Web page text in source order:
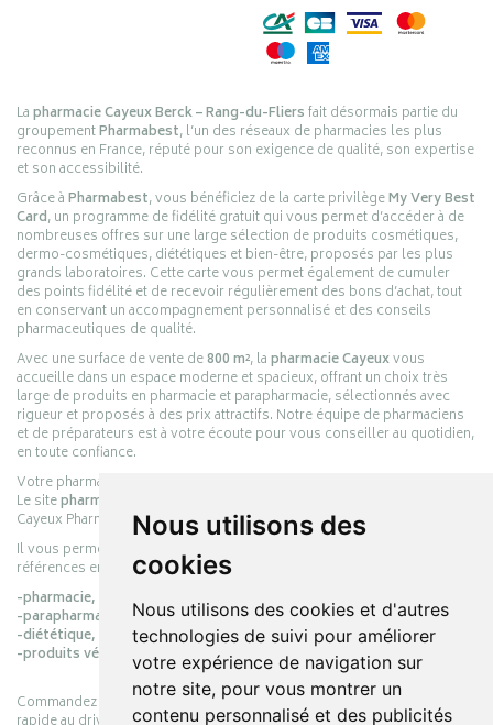
Nous utilisons des
cookies
Nous utilisons des cookies et d'autres
technologies de suivi pour améliorer
votre expérience de navigation sur
notre site, pour vous montrer un
contenu personnalisé et des publicités
Lapharmacie Cayeux Berck – Rang-du-Fliersfait désormais partie du
groupementPharmabest, l’un des réseaux de pharmacies les plus
reconnus en France, réputé pour son exigence de qualité, son expertise
et son accessibilité.
Grâce àPharmabest, vous bénéficiez de la carte privilègeMy Very Best
Card, un programme de fidélité gratuit qui vous permet d’accéder à de
nombreuses offres sur une large sélection de produits cosmétiques,
dermo-cosmétiques, diététiques et bien-être, proposés par les plus
grands laboratoires. Cette carte vous permet également de cumuler
des points fidélité et de recevoir régulièrement des bons d’achat, tout
en conservant un accompagnement personnalisé et des conseils
pharmaceutiques de qualité.
Avec une surface de vente de800 m², lapharmacie Cayeuxvous
accueille dans un espace moderne et spacieux, offrant un choix très
large de produits en pharmacie et parapharmacie, sélectionnés avec
rigueur et proposés à des prix attractifs. Notre équipe de pharmaciens
et de préparateurs est à votre écoute pour vous conseiller au quotidien,
en toute confiance.
Votre pharmacie en ligne :
Le sitepharmacie-cayeux.fr
Cayeux Pharmabest Berck-sur-Mer – Rang-du-Fliers.
Il vous permet de réaliser vos achats en ligne parmi des milliers de
références en :
-pharmacie,
-parapharmacie,
-diététique,
-produits vétérinaires.
Commandez simplement vos produits en ligne et choisissez le retrait